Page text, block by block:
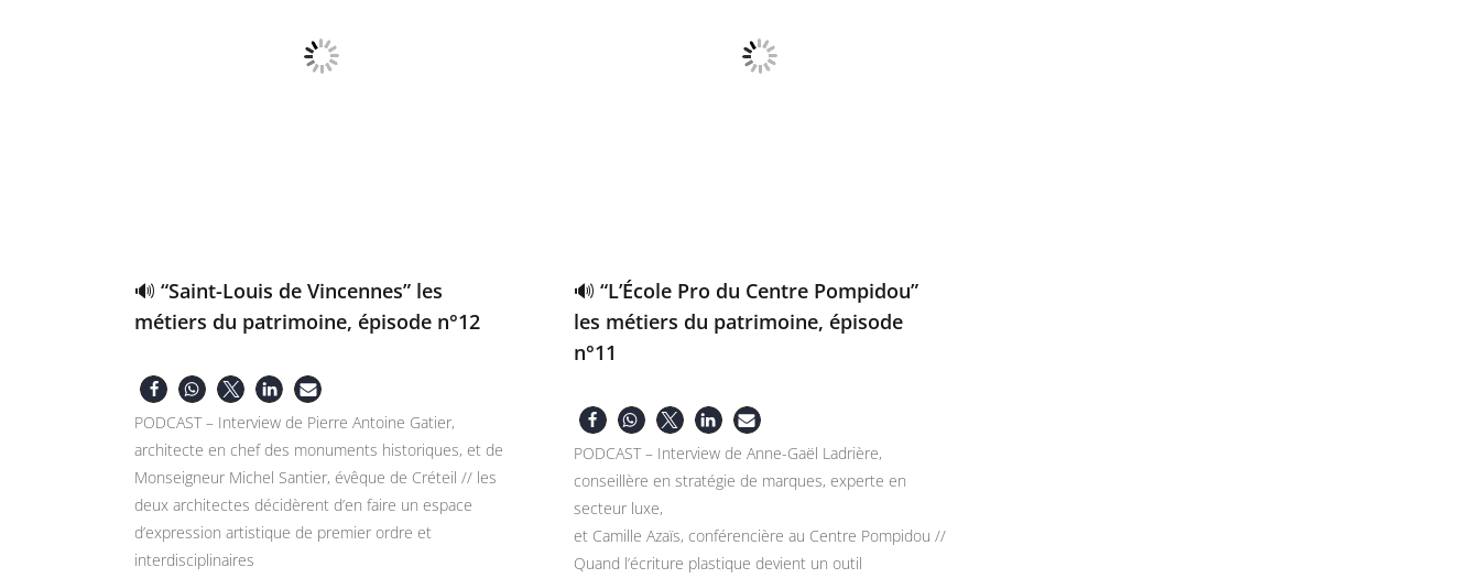
🔊 “Saint-Louis de Vincennes” les
métiers du patrimoine, épisode n°12
PODCAST – Interview de Pierre Antoine Gatier,
architecte en chef des monuments historiques, et de
Monseigneur Michel Santier, évêque de Créteil // les
deux architectes décidèrent d’en faire un espace
d’expression artistique de premier ordre et
interdisciplinaires
🔊 “L’École Pro du Centre Pompidou”
les métiers du patrimoine, épisode
n°11
PODCAST – Interview de Anne-Gaël Ladrière,
conseillère en stratégie de marques, experte en
secteur luxe,
et Camille Azaïs, conférencière au Centre Pompidou //
Quand l’écriture plastique devient un outil